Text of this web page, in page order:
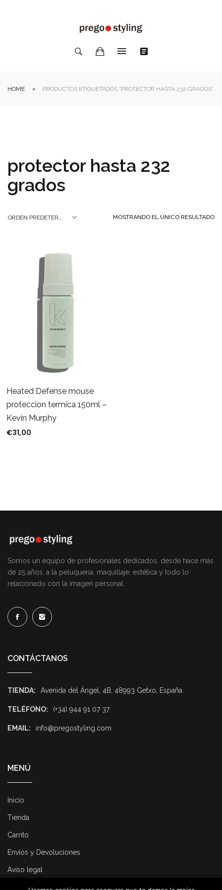
HOME PRODUCTOS ETIQUETADOS “PROTECTOR HASTA 232 GRADOS”
protector hasta 232
grados
MOSTRANDO EL ÚNICO RESULTADO
ORDEN PREDETERMINADO
Heated Defense mouse
proteccion termica 150ml –
Kevin Murphy
€31,00
Somos un equipo de profesionales dedicados, desde hace más
de 25 años, a la peluquería, maquillaje, estética y todo lo
relacionado con la imagen personal.
CONTÁCTANOS
TIENDA: Avenida del Ángel, 4B, 48993 Getxo, España
TELÉFONO: (+34) 944 91 07 37
EMAIL: info@pregostyling.com
MENÚ
Inicio
Tienda
Carrito
Envíos y Devoluciones
Aviso legal